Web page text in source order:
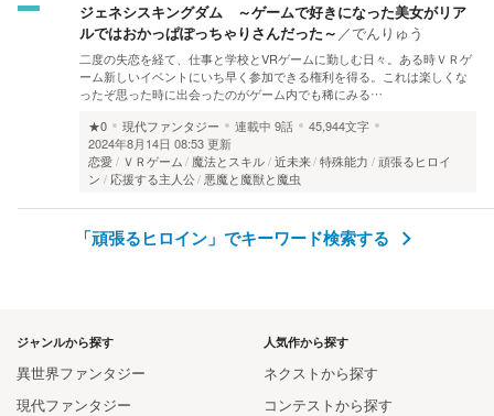
ジェネシスキングダム ～ゲームで好きになった美女がリア
ルではおかっぱぽっちゃりさんだった～ ／でんりゅう
二度の失恋を経て、仕事と学校とVRゲームに勤しむ日々。ある時ＶＲゲ
ーム新しいイベントにいち早く参加できる権利を得る。これは楽しくな
ったぞ思った時に出会ったのがゲーム内でも稀にみる…
★0
現代ファンタジー 連載中 9話
45,944文字
2024年8月14日 08:53 更新
恋愛
ＶＲゲーム 魔法とスキル 近未来 特殊能力
頑張るヒロイ
ン
応援する主人公 悪魔と魔獣と魔虫
「頑張るヒロイン」でキーワード検索する
人気作から探す
ネクストから探す
コンテストから探す
ジャンルから探す
異世界ファンタジー
現代ファンタジー